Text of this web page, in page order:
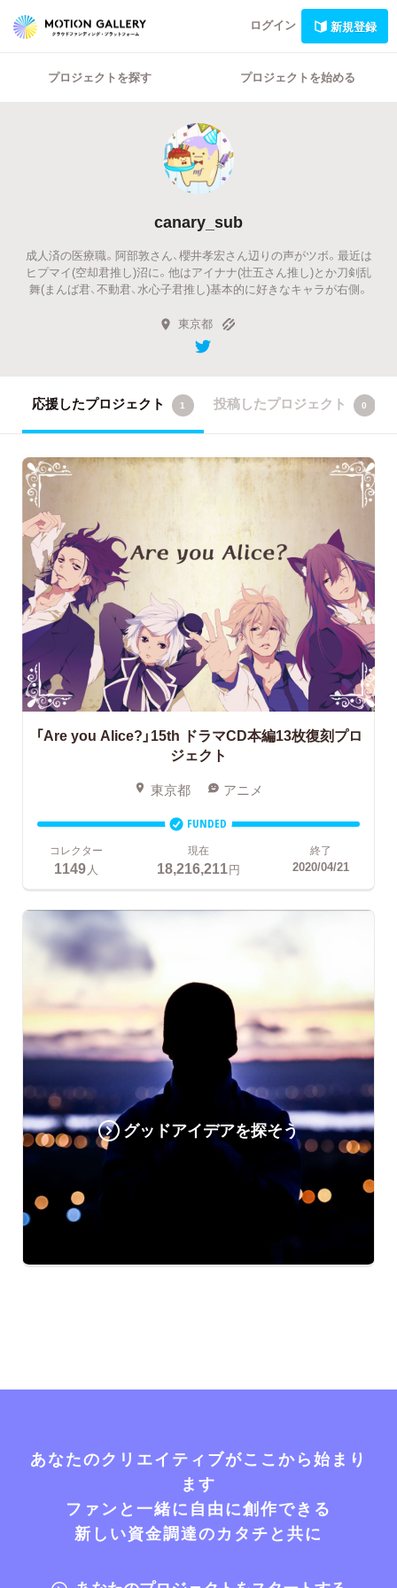
ログイン 新規登録
プロジェクトを探す プロジェクトを始める
canary_sub
成人済の医療職。阿部敦さん、櫻井孝宏さん辺りの声がツボ。最近は
ヒプマイ(空却君推し)沼に。他はアイナナ(壮五さん推し)とか刀剣乱
舞(まんば君、不動君、水心子君推し)基本的に好きなキャラが右側。
東京都
応援したプロジェクト 1 投稿したプロジェクト 0
「Are you Alice?」15th ドラマCD本編13枚復刻プロ
ジェクト
東京都 アニメ
FUNDED
コレクター
1149 人
現在
18,216,211円
終了
2020/04/21
グッドアイデアを探そう
あなたのクリエイティブがここから始まり
ます
ファンと一緒に自由に創作できる
新しい資金調達のカタチと共に